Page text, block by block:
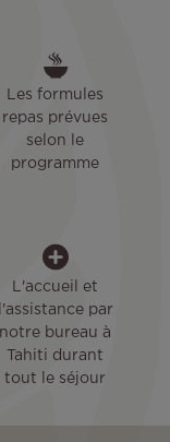
Les formules
repas prévues
selon le
programme
L'accueil et
l'assistance par
notre bureau à
Tahiti durant
tout le séjour